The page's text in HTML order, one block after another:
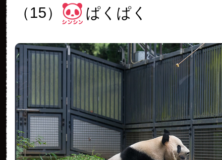
（15） ぱくぱく